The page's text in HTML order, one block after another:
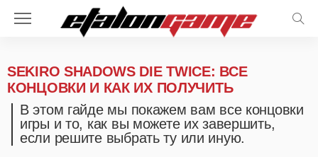
SEKIRO SHADOWS DIE TWICE: ВСЕ
КОНЦОВКИ И КАК ИХ ПОЛУЧИТЬ
В этом гайде мы покажем вам все концовки
игры и то, как вы можете их завершить,
если решите выбрать ту или иную.